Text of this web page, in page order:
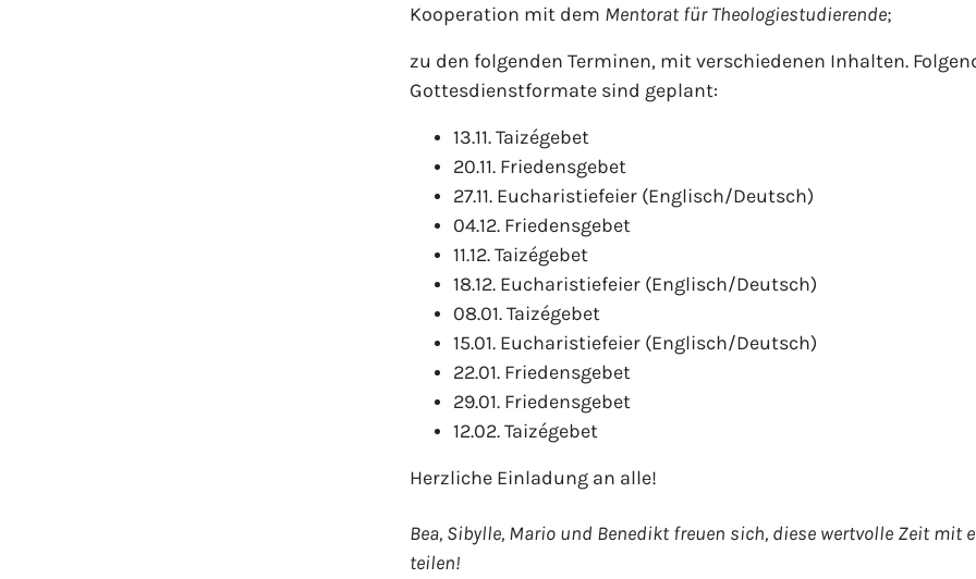
Kooperation mit dem Mentorat für Theologiestudierende;
zu den folgenden Terminen, mit verschiedenen Inhalten.
Gottesdienstformate sind geplant:
13.11. Taizégebet
20.11. Friedensgebet
27.11. Eucharistiefeier (Englisch/Deutsch)
04.12. Friedensgebet
11.12. Taizégebet
18.12. Eucharistiefeier (Englisch/Deutsch)
08.01. Taizégebet
15.01. Eucharistiefeier (Englisch/Deutsch)
22.01. Friedensgebet
29.01. Friedensgebet
12.02. Taizégebet
Herzliche Einladung an alle!
Bea, Sibylle, Mario und Benedikt freuen sich, diese wertvolle Zeit mit
teilen!